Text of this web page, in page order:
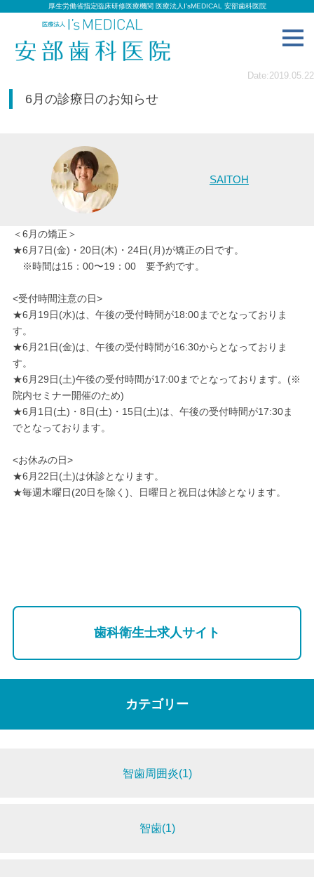
厚生労働省指定臨床研修医療機関 医療法人I’sMEDICAL 安部歯科医院
Date:2019.05.22
6月の診療日のお知らせ
SAITOH
＜6月の矯正＞
★6月7日(金)・20日(木)・24日(月)が矯正の日です。
※時間は15：00〜19：00 要予約です。
<受付時間注意の日>
★6月19日(水)は、午後の受付時間が18:00までとなっておりま
す。
★6月21日(金)は、午後の受付時間が16:30からとなっておりま
す。
★6月29日(土)午後の受付時間が17:00までとなっております。(※
院内セミナー開催のため)
★6月1日(土)・ 8日(土)・ 15日(土)は、午後の受付時間が17:30ま
でとなっております。
<お休みの日>
★6月22日(土)は休診となります。
★毎週木曜日(20日を除く)、日曜日と祝日は休診となります。
歯科衛生士求人サイト
カテゴリー
智歯周囲炎(1)
智歯(1)